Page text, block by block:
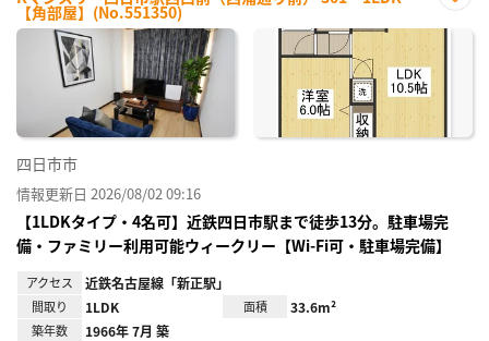
【角部屋】(No.551350)
に入
四日市市
情報更新日 2026/08/02 09:16
【1LDKタイプ・4名可】近鉄四日市駅まで徒歩13分。駐車場完
備・ファミリー利用可能ウィークリー【Wi-Fi可・駐車場完備】
アクセス 近鉄名古屋線「新正駅」
間取り 1LDK 面積 33.6m²
築年数 1966年 7月 築